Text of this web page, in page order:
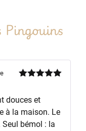
Pingouins
douces et
à la maison. Le
bémol : la